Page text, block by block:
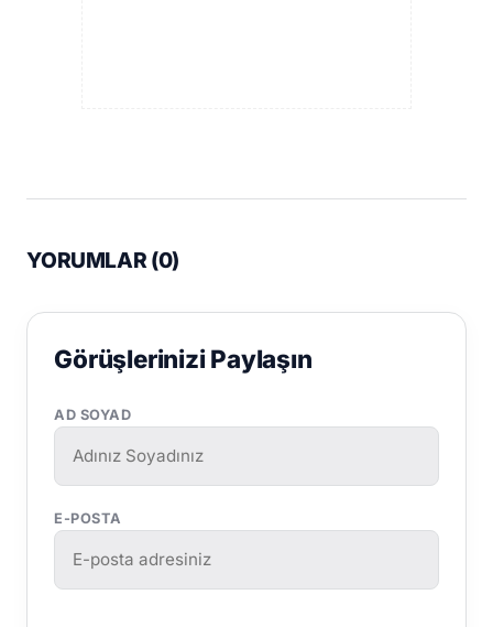
YORUMLAR (0)
Görüşlerinizi Paylaşın
AD SOYAD
E-POSTA